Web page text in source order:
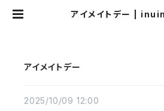
アイメイトデー |
アイメイトデー
2025/10/09 12:00